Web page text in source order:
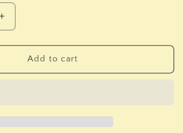
Increase
quantity
for
LITTLE
DUTCH.
Add to cart